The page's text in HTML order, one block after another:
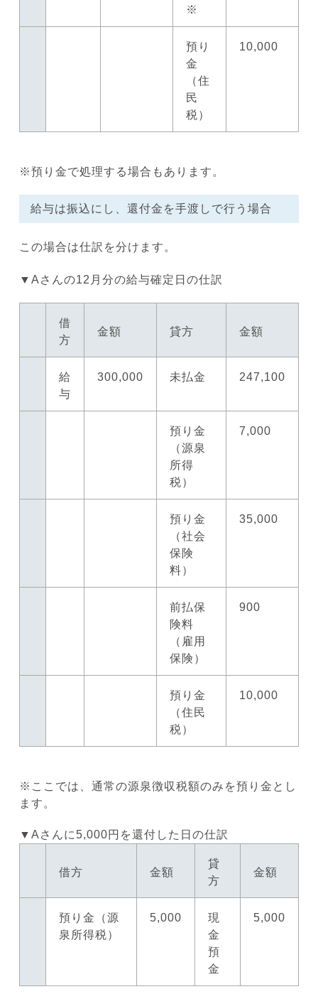
※
預り
金
（住
民
税）
10,000
※預り金で処理する場合もあります。
給与は振込にし、還付金を手渡しで行う場合
この場合は仕訳を分けます。
▼Aさんの12月分の給与確定日の仕訳
借
方
金額 貸方 金額
給
与
300,000 未払金 247,100
預り金
（源泉
所得
税）
7,000
預り金
（社会
保険
料）
35,000
前払保
険料
（雇用
保険）
900
預り金
（住民
税）
10,000
※ここでは、通常の源泉徴収税額のみを預り金とし
ます。
▼Aさんに5,000円を還付した日の仕訳
借方 金額
貸
方
金額
預り金（源
泉所得税）
5,000
現
金
預
金
5,000